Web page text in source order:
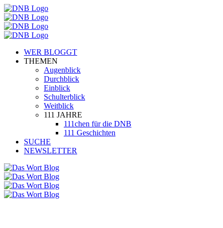
WER BLOGGT
THEMEN
Augenblick
Durchblick
Einblick
Schulterblick
Weitblick
111 JAHRE
111chen für die DNB
111 Geschichten
SUCHE
NEWSLETTER